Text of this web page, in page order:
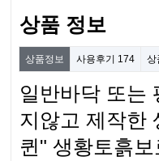
상품 정보
상품정보 사용후기 174 상
일반바닥 또는
지않고 제작한
퀸" 생황토흙